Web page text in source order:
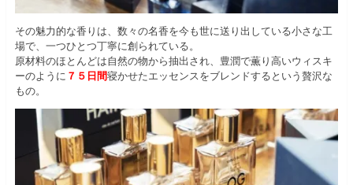
その魅力的な香りは、数々の名香を今も世に送り出している小さな工
場で、一つひとつ丁寧に創られている。
原材料のほとんどは自然の物から抽出され、豊潤で薫り高いウィスキ
ーのように ７５日間寝かせたエッセンスをブレンドするという贅沢な
もの。